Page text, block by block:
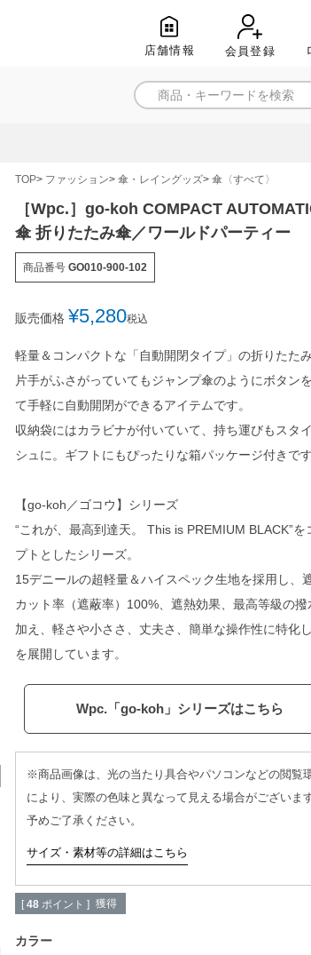
店舗情報 会員登録
TOP ファッション 傘・レイングッズ 傘〈すべて〉
［Wpc.］go-koh COMPACT
傘 折りたたみ傘／ワールドパーティー
商品番号 GO010-900-102
販売価格 ¥5,280税込
軽量＆コンパクトな「自動開閉タイプ」の折りたたみ
片手がふさがっていてもジャンプ傘のようにボタン
て手軽に自動開閉ができるアイテムです。
収納袋にはカラビナが付いていて、持ち運びもスタ
シュに。ギフトにもぴったりな箱パッケージ付きです
【go-koh／ゴコウ】シリーズ
“これが、最高到達天。 This is PREMIUM BLACK”を
プトとしたシリーズ。
15デニールの超軽量＆ハイスペック生地を採用し、
カット率（遮蔽率）100%、遮熱効果、最高等級の撥
加え、軽さや小ささ、丈夫さ、簡単な操作性に特化
を展開しています。
Wpc.「go-koh」シリーズはこちら
※商品画像は、光の当たり具合やパソコンなどの閲覧
により、実際の色味と異なって見える場合がございます
予めご了承ください。
サイズ・素材等の詳細はこちら
[ 48 ポイント ] 獲得
カラー